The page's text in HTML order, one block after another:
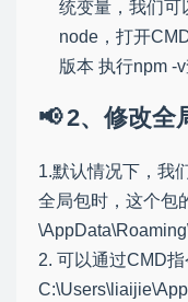
统变量，我们可
node，打开
版本 执行npm -
2、修改全
1.默认情况下，我
全局包时，这个包
2. 可以通过CMD